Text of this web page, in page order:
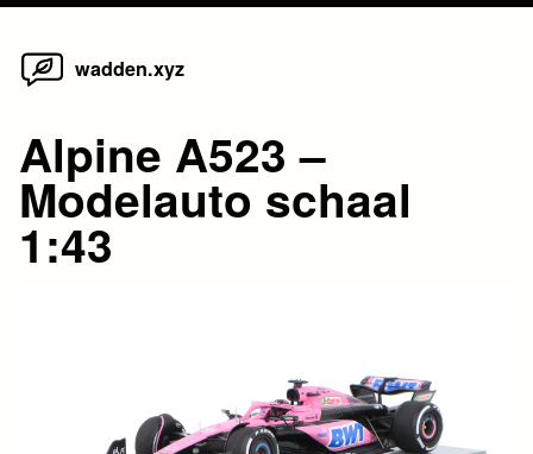
Skip
wadden.xyz
Alpine A523 –
Modelauto schaal
1:43